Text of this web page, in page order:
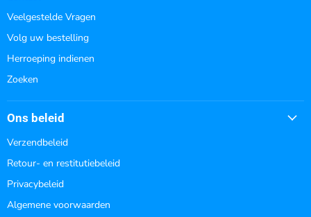
Veelgestelde Vragen
Volg uw bestelling
Herroeping indienen
Zoeken
Ons beleid
Verzendbeleid
Retour- en restitutiebeleid
Privacybeleid
Algemene voorwaarden